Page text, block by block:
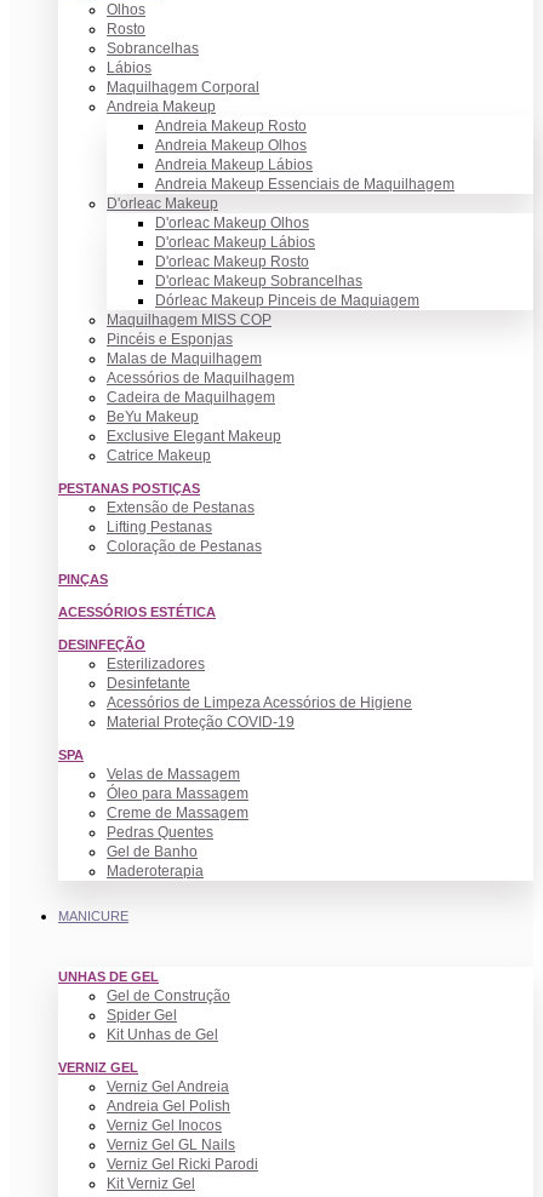
Olhos
Rosto
Sobrancelhas
Lábios
Maquilhagem Corporal
Andreia Makeup
Andreia Makeup Rosto
Andreia Makeup Olhos
Andreia Makeup Lábios
Andreia Makeup Essenciais de Maquilhagem
D'orleac Makeup
D'orleac Makeup Olhos
D'orleac Makeup Lábios
D'orleac Makeup Rosto
D'orleac Makeup Sobrancelhas
Dórleac Makeup Pinceis de Maquiagem
Maquilhagem MISS COP
Pincéis e Esponjas
Malas de Maquilhagem
Acessórios de Maquilhagem
Cadeira de Maquilhagem
BeYu Makeup
Exclusive Elegant Makeup
Catrice Makeup
PESTANAS POSTIÇAS
Extensão de Pestanas
Lifting Pestanas
Coloração de Pestanas
PINÇAS
ACESSÓRIOS ESTÉTICA
DESINFEÇÃO
Esterilizadores
Desinfetante
Acessórios de Limpeza Acessórios de Higiene
Material Proteção COVID-19
SPA
Velas de Massagem
Óleo para Massagem
Creme de Massagem
Pedras Quentes
Gel de Banho
Maderoterapia
MANICURE
UNHAS DE GEL
Gel de Construção
Spider Gel
Kit Unhas de Gel
VERNIZ GEL
Verniz Gel Andreia
Andreia Gel Polish
Verniz Gel Inocos
Verniz Gel GL Nails
Verniz Gel Ricki Parodi
Kit Verniz Gel